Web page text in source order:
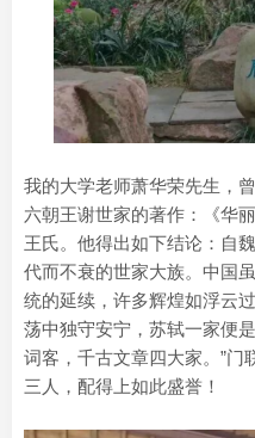
我的大学老师萧华荣先生，
六朝王谢世家的著作：《华
王氏。他得出如下结论：自
代而不衰的世家大族。中国
统的延续，许多辉煌如浮云
荡中独守安宁，苏轼一家便
词客，千古文章四大家。”
三人，配得上如此盛誉！